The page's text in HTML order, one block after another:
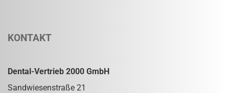
KONTAKT
Dental-Vertrieb 2000 GmbH
Sandwiesenstraße 21